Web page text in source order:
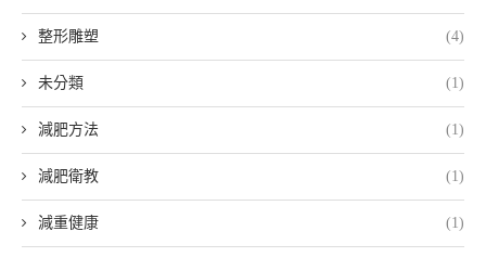
整形雕塑 (4)
未分類 (1)
減肥方法 (1)
減肥衛教 (1)
減重健康 (1)